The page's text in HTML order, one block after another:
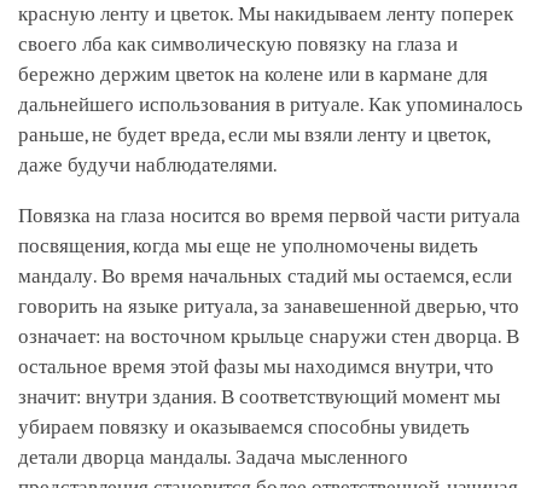
красную ленту и цветок. Мы накидываем ленту поперек
своего лба как символическую повязку на глаза и
бережно держим цветок на колене или в кармане для
дальнейшего использования в ритуале. Как упоминалось
раньше, не будет вреда, если мы взяли ленту и цветок,
даже будучи наблюдателями.
Повязка на глаза носится во время первой части ритуала
посвящения, когда мы еще не уполномочены видеть
мандалу. Во время начальных стадий мы остаемся, если
говорить на языке ритуала, за занавешенной дверью, что
означает: на восточном крыльце снаружи стен дворца. В
остальное время этой фазы мы находимся внутри, что
значит: внутри здания. В соответствующий момент мы
убираем повязку и оказываемся способны увидеть
детали дворца мандалы. Задача мысленного